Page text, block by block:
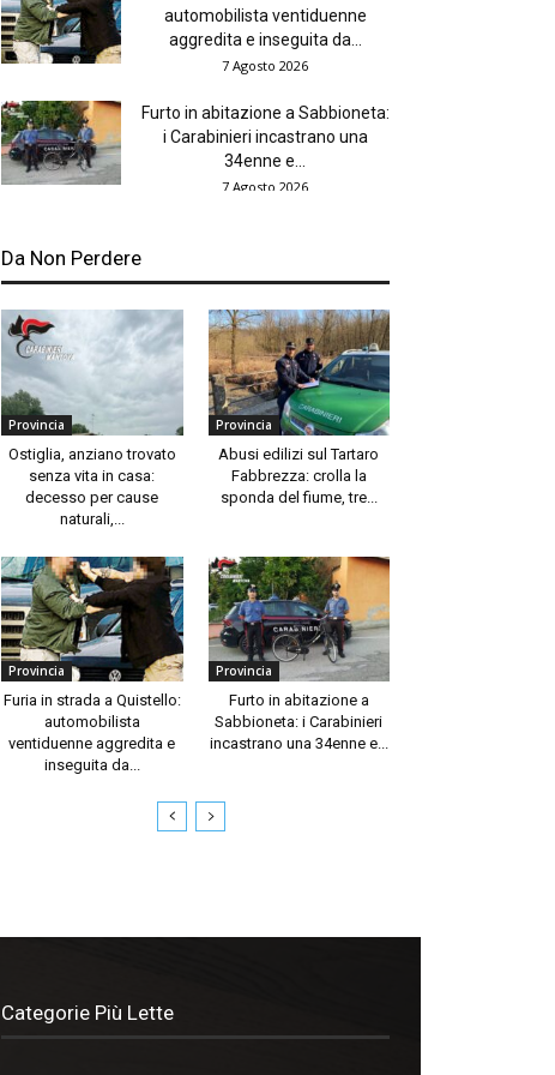
automobilista ventiduenne
aggredita e inseguita da...
7 Agosto 2026
Furto in abitazione a Sabbioneta:
i Carabinieri incastrano una
34enne e...
7 Agosto 2026
Da Non Perdere
Provincia
Ostiglia, anziano trovato
senza vita in casa:
decesso per cause
naturali,...
Provincia
Abusi edilizi sul Tartaro
Fabbrezza: crolla la
sponda del fiume, tre...
Provincia
Furia in strada a Quistello:
automobilista
ventiduenne aggredita e
inseguita da...
Provincia
Furto in abitazione a
Sabbioneta: i Carabinieri
incastrano una 34enne e...
Categorie Più Lette